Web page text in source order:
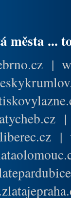
města ...
|
|